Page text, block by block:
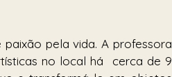
pela vida. A professora
no local há  cerca de 9